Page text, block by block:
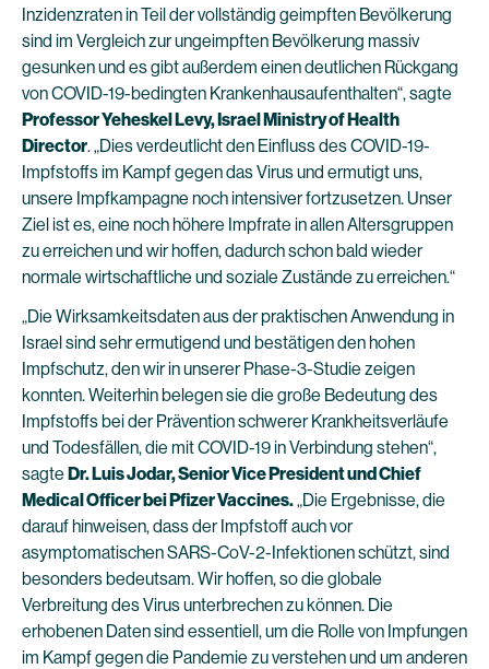
Inzidenzraten in Teil der vollständig geimpften Bevölkerung
sind im Vergleich zur ungeimpften Bevölkerung massiv
gesunken und es gibt außerdem einen deutlichen Rückgang
von COVID-19-bedingten Krankenhausaufenthalten“, sagte
Professor Yeheskel Levy, Israel Ministry of Health
Director. „Dies verdeutlicht den Einfluss des COVID-19-
Impfstoffs im Kampf gegen das Virus und ermutigt uns,
unsere Impfkampagne noch intensiver fortzusetzen. Unser
Ziel ist es, eine noch höhere Impfrate in allen Altersgruppen
zu erreichen und wir hoffen, dadurch schon bald wieder
normale wirtschaftliche und soziale Zustände zu erreichen.“
„Die Wirksamkeitsdaten aus der praktischen Anwendung in
Israel sind sehr ermutigend und bestätigen den hohen
Impfschutz, den wir in unserer Phase-3-Studie zeigen
konnten. Weiterhin belegen sie die große Bedeutung des
Impfstoffs bei der Prävention schwerer Krankheitsverläufe
und Todesfällen, die mit COVID-19 in Verbindung stehen“,
sagte Dr. Luis Jodar, Senior Vice President und Chief
Medical Officer bei Pfizer Vaccines.„Die Ergebnisse, die
darauf hinweisen, dass der Impfstoff auch vor
asymptomatischen SARS-CoV-2-Infektionen schützt, sind
besonders bedeutsam. Wir hoffen, so die globale
Verbreitung des Virus unterbrechen zu können. Die
erhobenen Daten sind essentiell, um die Rolle von Impfungen
im Kampf gegen die Pandemie zu verstehen und um anderen